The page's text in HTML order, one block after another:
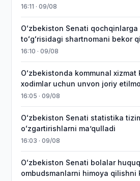
16:11 · 09/08
Oʻzbekiston Senati qochqinlarga
toʻgʻrisidagi shartnomani bekor
16:10 · 09/08
Oʻzbekistonda kommunal xizmat
xodimlar uchun unvon joriy
16:05 · 09/08
Oʻzbekiston Senati statistika
oʻzgartirishlarni maʼqulladi
16:03 · 09/08
Oʻzbekiston Senati bolalar
ombudsmanlarni himoya qilishni